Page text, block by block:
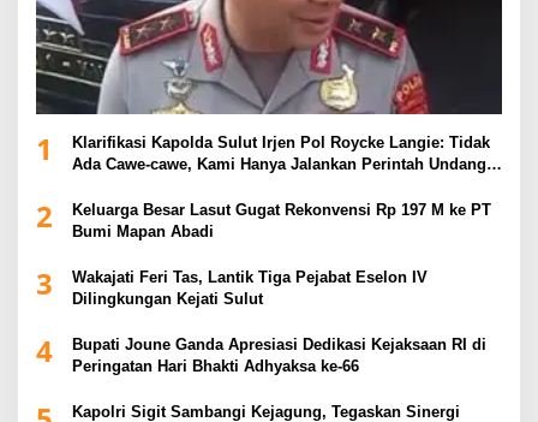
1
Klarifikasi Kapolda Sulut Irjen Pol Roycke Langie: Tidak
Ada Cawe-cawe, Kami Hanya Jalankan Perintah Undang-
2
Keluarga Besar Lasut Gugat Rekonvensi Rp 197 M ke PT
Bumi Mapan Abadi
3
Wakajati Feri Tas, Lantik Tiga Pejabat Eselon IV
Dilingkungan Kejati Sulut
4
Bupati Joune Ganda Apresiasi Dedikasi Kejaksaan RI di
Peringatan Hari Bhakti Adhyaksa ke-66
Kapolri Sigit Sambangi Kejagung, Tegaskan Sinergi